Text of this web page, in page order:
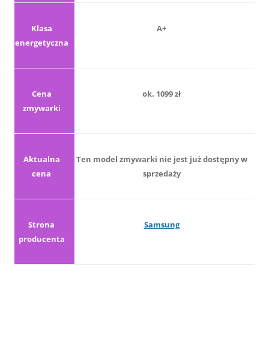
Klasa
energetyczna
A+
Cena
zmywarki
ok. 1099 zł
Aktualna
cena
Ten model zmywarki nie jest już dostępny w
sprzedaży
Strona
producenta
Samsung